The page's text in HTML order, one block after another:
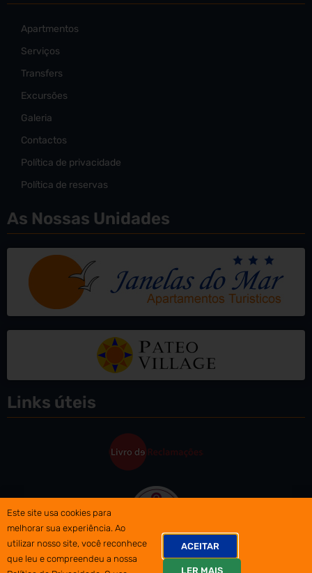
Apartmentos
Serviços
Transfers
Excursões
Galeria
Contactos
Política de privacidade
Política de reservas
As Nossas Unidades
Links úteis
Este site usa cookies para
melhorar sua experiência. Ao
utilizar nosso site, você reconhece
que leu e compreendeu a nossa
ACEITAR
LER MAIS